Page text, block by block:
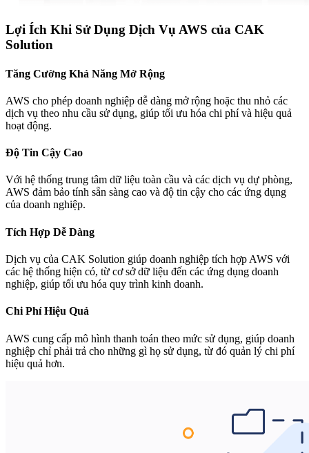
Lợi Ích Khi Sử Dụng Dịch Vụ AWS của CAK
Solution
Tăng Cường Khả Năng Mở Rộng
AWS cho phép doanh nghiệp dễ dàng mở rộng hoặc thu nhỏ các
dịch vụ theo nhu cầu sử dụng, giúp tối ưu hóa chi phí và hiệu quả
hoạt động.
Độ Tin Cậy Cao
Với hệ thống trung tâm dữ liệu toàn cầu và các dịch vụ dự phòng,
AWS đảm bảo tính sẵn sàng cao và độ tin cậy cho các ứng dụng
của doanh nghiệp.
Tích Hợp Dễ Dàng
Dịch vụ của CAK Solution giúp doanh nghiệp tích hợp AWS với
các hệ thống hiện có, từ cơ sở dữ liệu đến các ứng dụng doanh
nghiệp, giúp tối ưu hóa quy trình kinh doanh.
Chi Phí Hiệu Quả
AWS cung cấp mô hình thanh toán theo mức sử dụng, giúp doanh
nghiệp chỉ phải trả cho những gì họ sử dụng, từ đó quản lý chi phí
hiệu quả hơn.